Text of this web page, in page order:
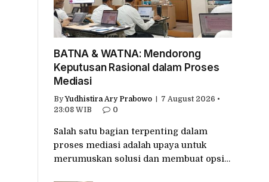
BATNA & WATNA: Mendorong
Keputusan Rasional dalam Proses
Mediasi
By Yudhistira Ary Prabowo
7 August 2026 •
23:08 WIB
0
Salah satu bagian terpenting dalam
proses mediasi adalah upaya untuk
merumuskan solusi dan membuat opsi…